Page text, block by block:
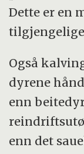
Dette er en
Også
dyrene
enn
enn det